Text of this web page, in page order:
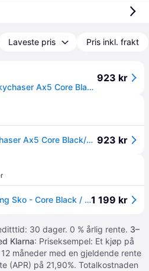
Laveste pris Pris inkl. frakt
Adidas Men's Terrex Skychaser Ax5 Core Black/Core Black/Carbon 44 2/3
923 kr
Adidas Men's Terrex Skychaser Ax5 Core Black/Core Black/Carbon 44 2/3 923 kr
Terrex Skychaser Ax5 Hiking Sko - Core Black / Core Black / Carbon - 44 2/31 199 kr
30 dager. 0 % årlig rente. 3–
Klarna: Priseksempel: Et kjøp på
måneder med en gjeldende rente
(APR) på 21,90%. Totalkostnaden